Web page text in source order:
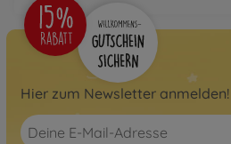
Hier zum Newsletter anmelden!